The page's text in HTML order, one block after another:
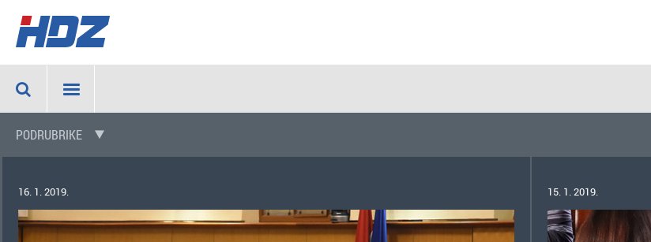
PODRUBRIKE
16. 1. 2019. 15. 1. 2019.